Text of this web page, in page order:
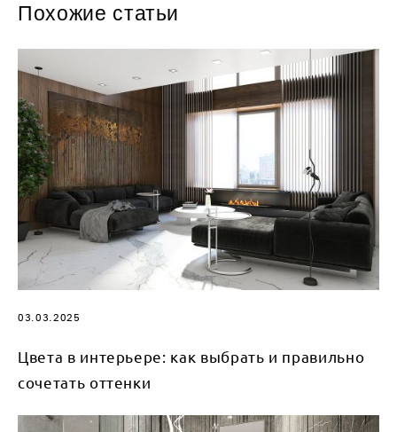
Похожие статьи
03.03.2025
Цвета в интерьере: как выбрать и правильно
сочетать оттенки